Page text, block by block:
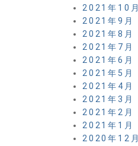
2021年10月
2021年9月
2021年8月
2021年7月
2021年6月
2021年5月
2021年4月
2021年3月
2021年2月
2021年1月
2020年12月